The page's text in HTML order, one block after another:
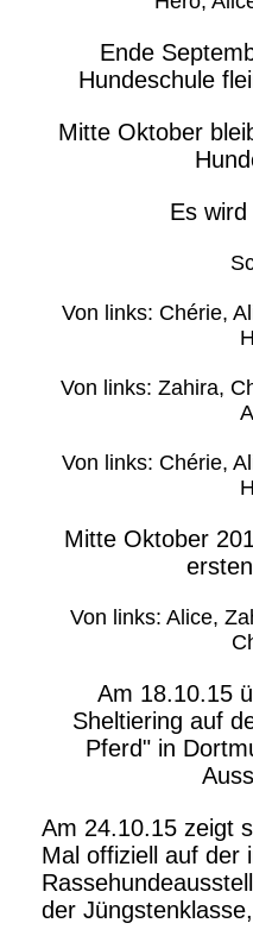
Ende
Hundeschule
Mitte Oktober
Es
Von links: Chérie,
Von links: Zahira,
Von links: Chérie,
Mitte Oktober
Von links: Alice,
Am 18.10.15
Sheltiering auf
Pferd" in
Am 24.10.15 zeigt
Mal offiziell auf der
der